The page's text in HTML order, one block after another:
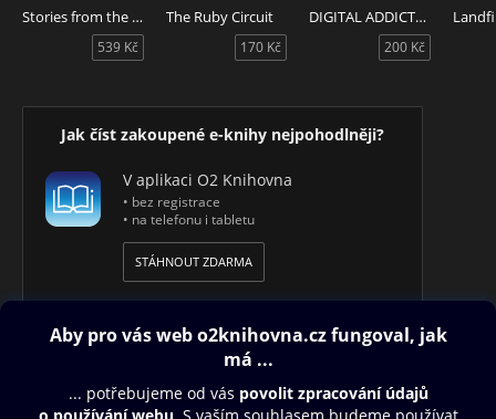
Stories from the captured state
539 Kč
The Ruby Circuit
170 Kč
DIGITAL ADDICTION
200 Kč
Jak číst zakoupené e-knihy nejpohodlněji?
V aplikaci O2 Knihovna
• bez registrace
• na telefonu i tabletu
STÁHNOUT ZDARMA
Obsah ke stažení